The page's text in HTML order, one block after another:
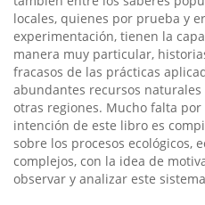
locales, quienes por prueba y
experimentación, tienen la
manera muy particular,
fracasos de las prácticas
abundantes recursos
otras regiones. Mucho falta
intención de este libro es
sobre los procesos ecológicos,
complejos, con la idea de
observar y analizar este